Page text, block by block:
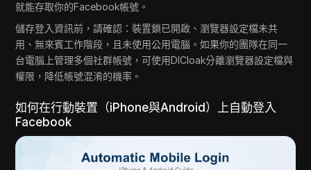
就能存取你的Facebook帳號。
儲存登入資訊前，請確認：裝置鎖已開啟、瀏覽器設定檔未共
用、無來賓工作階段，且未使用公用電腦。如果你的團隊在同一
台電腦上管理多個社群帳號，可使用DICloak分離瀏覽器設定檔與
權限，降低帳號混淆的機率。
如何在行動裝置（iPhone與Android）上自動登入
Facebook